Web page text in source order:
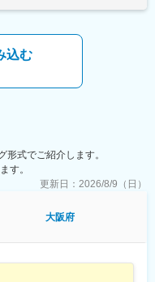
」などを運営しています。
活支援、終末期ケアまでを
地域住民の暮らしを長期的
域密着型の福祉サービスを
負担軽減にも貢献していま
込む
式でご紹介します。
す。
更新日： 2026/8/9（日）
大阪府